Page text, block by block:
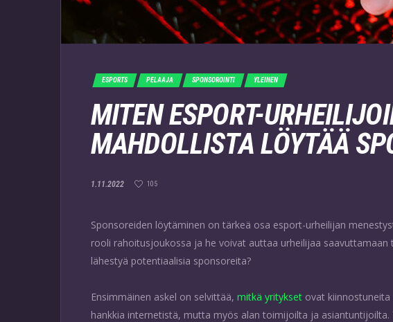
ESPORTS PELAAJA SPONSOROINTI YLEINEN
MITEN ESPORT-
MAHDOLLISTA LÖYTÄÄ
1.11.2022 105
Sponsoreiden löytäminen on tärkeä osa esport-urheilijan
rooli rahoitusjoukossa ja he voivat auttaa urheilijaa
lähestyä potentiaalisia sponsoreita?
Ensimmäinen askel on selvittää, mitkä yritykset ovat
hankkia internetistä, mutta myös alan toimijoilta ja asiantuntijoilta.